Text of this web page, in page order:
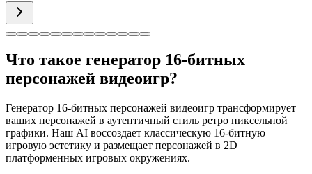
Что такое генератор 16-битных
персонажей видеоигр?
Генератор 16-битных персонажей видеоигр трансформирует
ваших персонажей в аутентичный стиль ретро пиксельной
графики. Наш AI воссоздает классическую 16-битную
игровую эстетику и размещает персонажей в 2D
платформенных игровых окружениях.